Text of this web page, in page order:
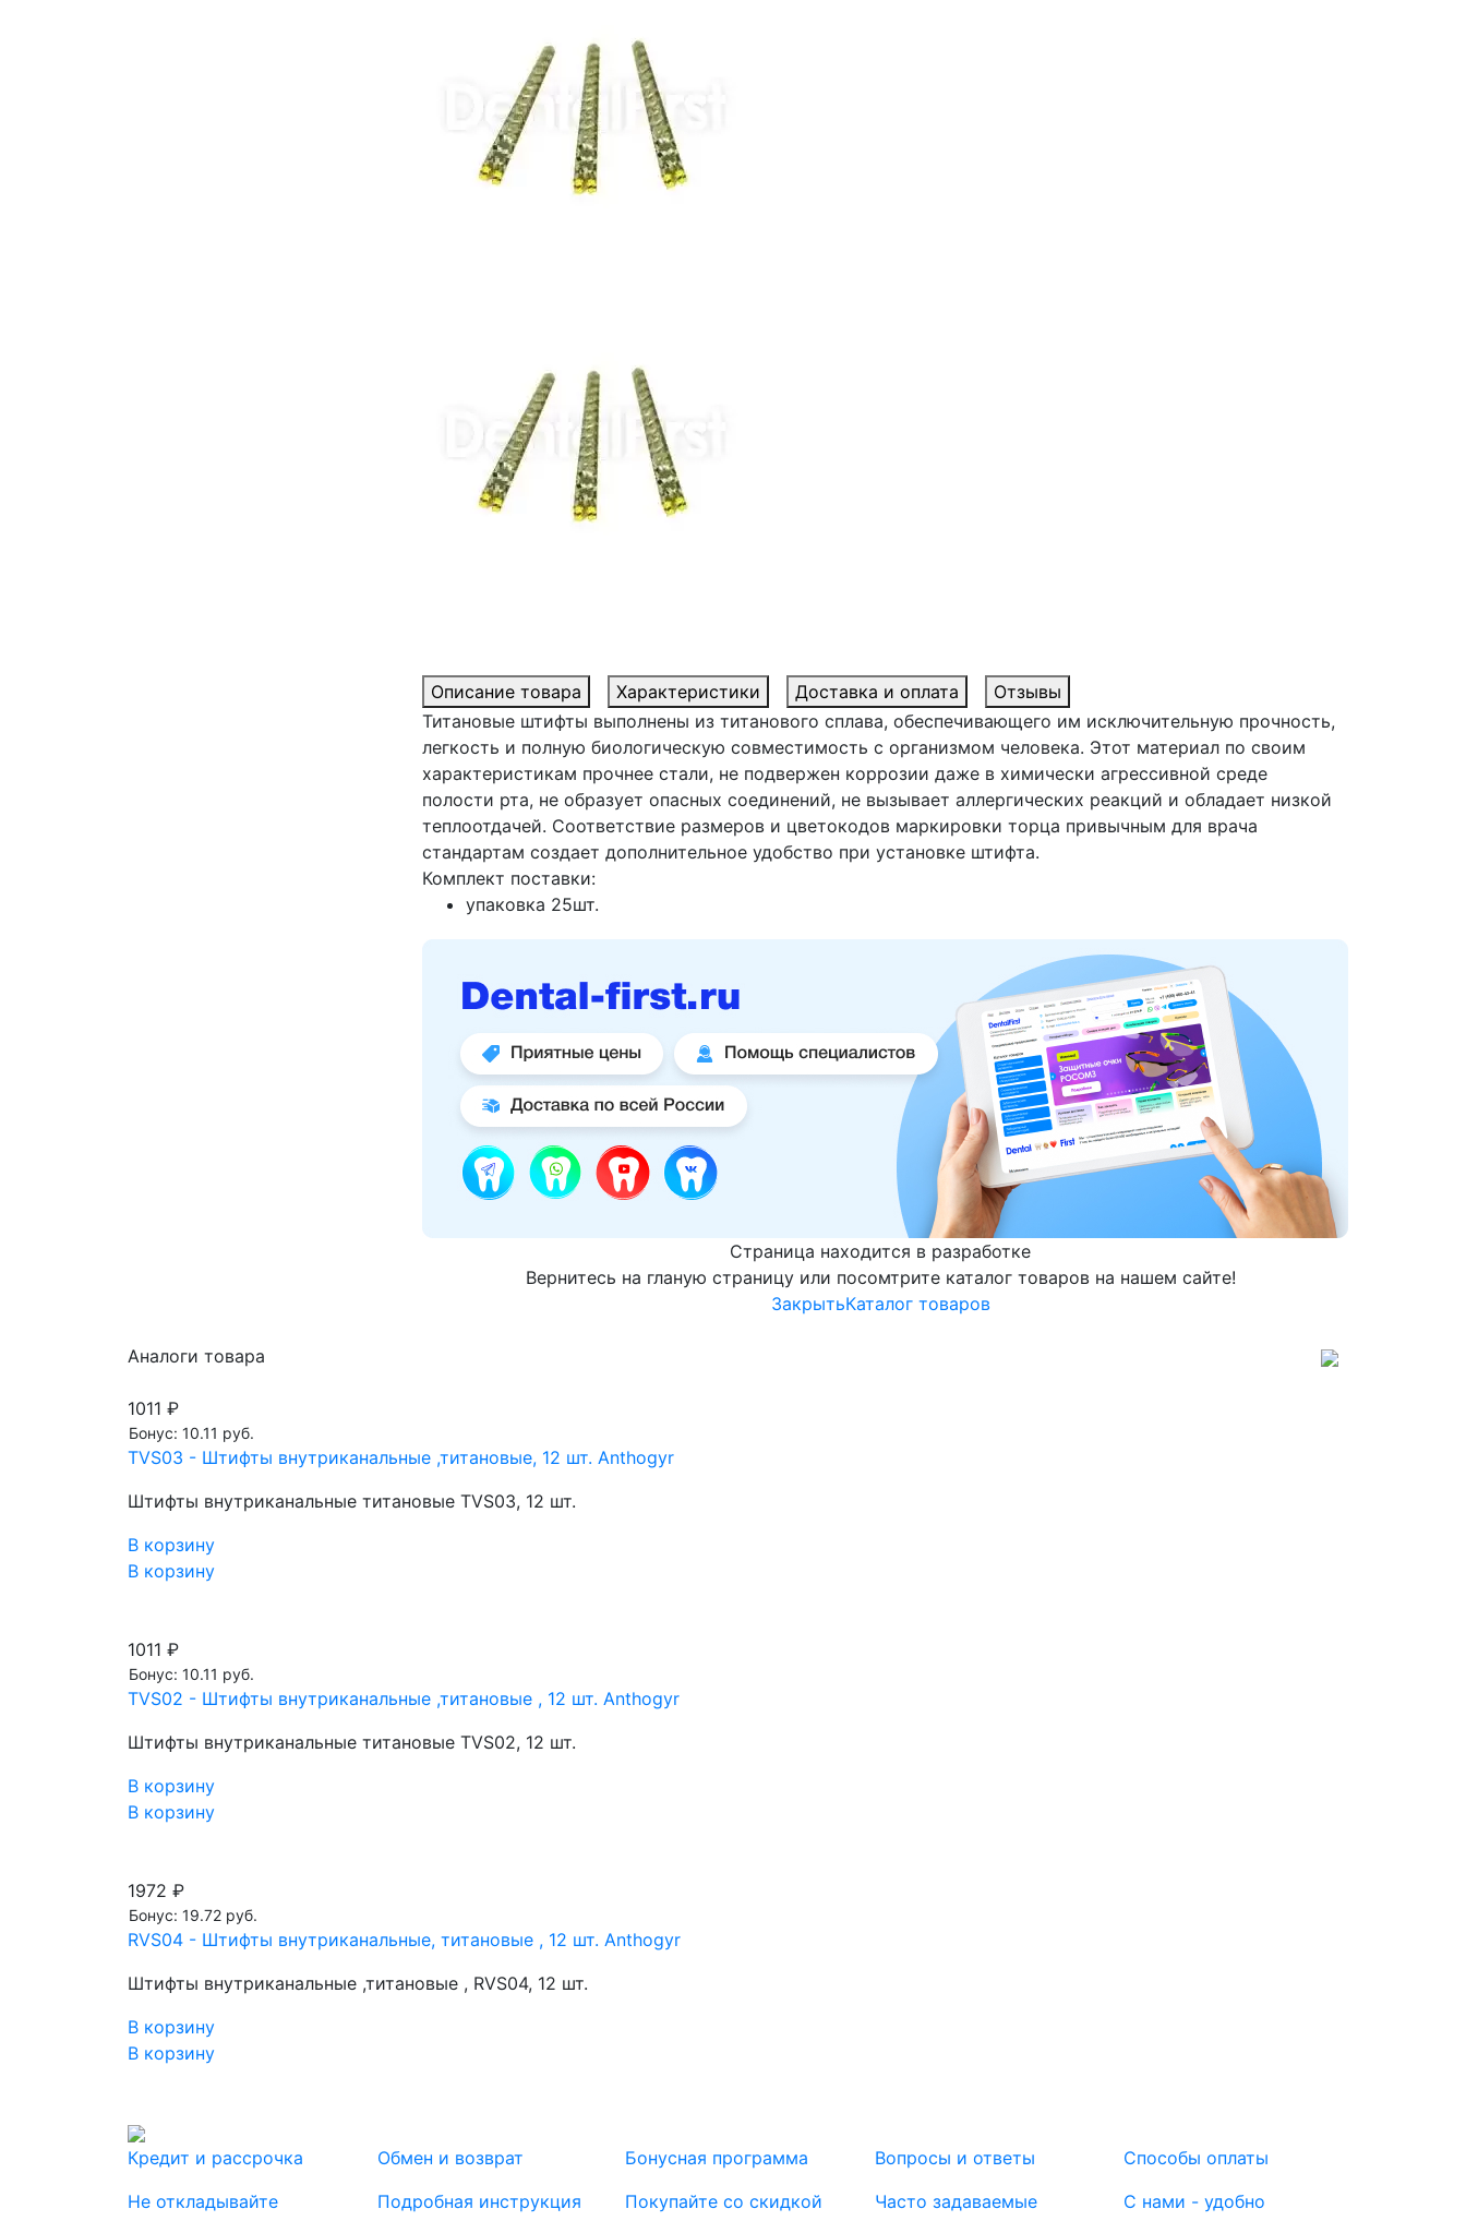
Описание товара Характеристики Доставка и оплата
Отзывы
Титановые штифты выполнены из титанового сплава, обеспечивающего им исключительную прочность,
легкость и полную биологическую совместимость с организмом человека. Этот материал по своим
характеристикам прочнее стали, не подвержен коррозии даже в химически агрессивной среде
полости рта, не образует опасных соединений, не вызывает аллергических реакций и обладает низкой
теплоотдачей. Соответствие размеров и цветокодов маркировки торца привычным для врача
стандартам создает дополнительное удобство при установке штифта.
Комплект поставки:
упаковка 25шт.
Страница находится в разработке
Вернитесь на гланую страницу или посомтрите каталог товаров на нашем сайте!
ЗакрытьКаталог товаров
Аналоги товара
1011 ₽
Бонус: 10.11 руб.
TVS03 - Штифты внутриканальные ,титановые, 12 шт. Anthogyr
Штифты внутриканальные титановые TVS03, 12 шт.
В корзину
В корзину
1011 ₽
Бонус: 10.11 руб.
TVS02 - Штифты внутриканальные ,титановые , 12 шт. Anthogyr
Штифты внутриканальные титановые TVS02, 12 шт.
В корзину
В корзину
1972 ₽
Бонус: 19.72 руб.
RVS04 - Штифты внутриканальные, титановые , 12 шт. Anthogyr
Штифты внутриканальные ,титановые , RVS04, 12 шт.
В корзину
В корзину
Кредит и рассрочка
Не откладывайте
Обмен и возврат
Подробная инструкция
Бонусная программа
Покупайте со скидкой
Вопросы и ответы
Часто задаваемые
Способы оплаты
С нами - удобно